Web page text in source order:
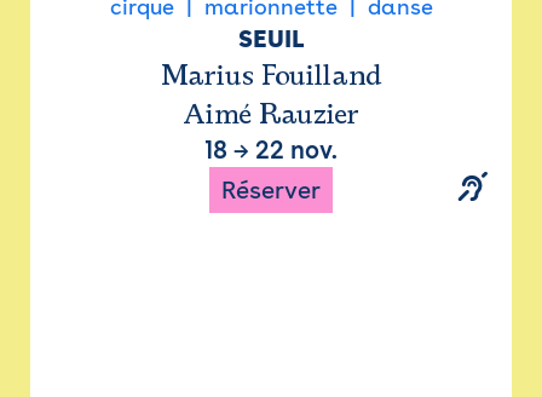
cirque marionnette danse
SEUIL
Marius Fouilland
Aimé Rauzier
18 → 22 nov.
Réserver